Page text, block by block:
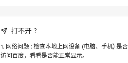
打不开 ?
网络问题 : 检查本地上网设备 (电脑、手机) 是
访问百度，看看是否能正常显示。